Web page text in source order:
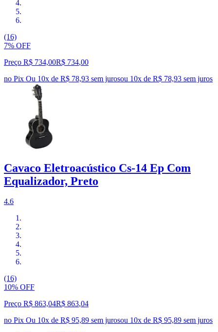
(16)
7% OFF
Preço R$ 734,00R$ 734,00
no Pix Ou 10x de R$ 78,93 sem jurosou 10x de R$ 78,93 sem juros
Cavaco Eletroacústico Cs-14 Ep Com
Equalizador, Preto
4.6
(16)
10% OFF
Preço R$ 863,04R$ 863,04
no Pix Ou 10x de R$ 95,89 sem jurosou 10x de R$ 95,89 sem juros